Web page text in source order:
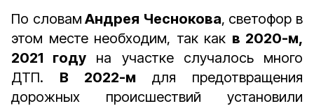
По словам Андрея Чеснокова, светофор в
этом месте необходим, так как в 2020-м,
2021 году на участке случалось много
ДТП. В 2022-м для предотвращения
дорожных происшествий установили